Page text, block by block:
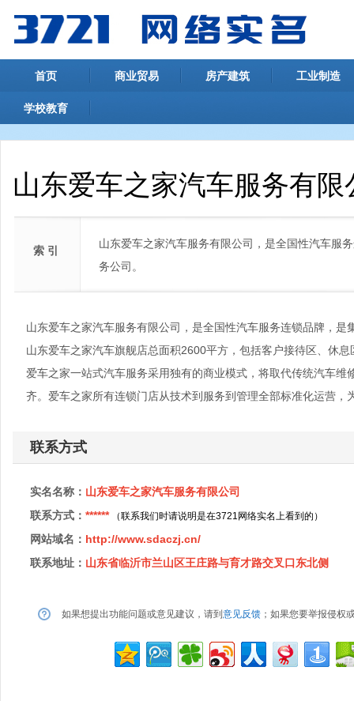
首页 商业贸易 房产建筑 工业制造
学校教育
山东爱车之家汽车服务有限
索 引
山东爱车之家汽车服务有限公司，是全国性汽车服
务公司。
山东爱车之家汽车服务有限公司，是全国性汽车服务连锁品牌，
山东爱车之家汽车旗舰店总面积2600平方，包括客户接待区、休
爱车之家一站式汽车服务采用独有的商业模式，将取代传统汽车
齐。爱车之家所有连锁门店从技术到服务到管理全部标准化运营，
联系方式
实名名称： 山东爱车之家汽车服务有限公司
联系方式： ******（联系我们时请说明是在3721网络实名上看到的）
网站域名： http://www.sdaczj.cn/
联系地址： 山东省临沂市兰山区王庄路与育才路交叉口东北侧
如果想提出功能问题或意见建议，请到 意见反馈 ；如果您要举报侵权